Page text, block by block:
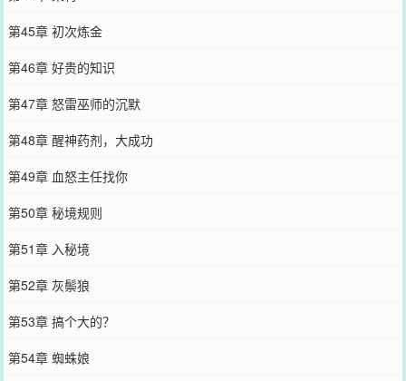
第45章 初次炼金
第46章 好贵的知识
第47章 怒雷巫师的沉默
第48章 醒神药剂，大成功
第49章 血怒主任找你
第50章 秘境规则
第51章 入秘境
第52章 灰鬃狼
第53章 搞个大的？
第54章 蜘蛛娘